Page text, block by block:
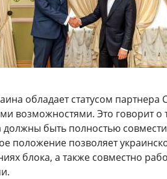
обладает статусом партнера
возможностями. Это говорит
должны быть полностью
положение позволяет
блока, а также совместно